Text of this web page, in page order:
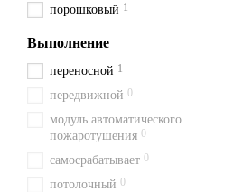
порошковый 1
Выполнение
переносной 1
передвижной 0
модуль автоматического
пожаротушения 0
самосрабатывает 0
потолочный 0